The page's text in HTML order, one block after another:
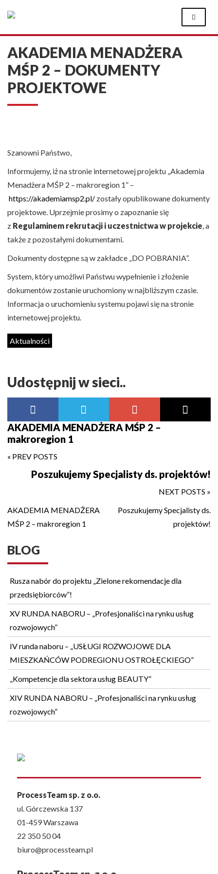
content
AKADEMIA MENADŻERA
MŚP 2 – DOKUMENTY
PROJEKTOWE
Szanowni Państwo,
Informujemy, iż na stronie internetowej projektu „Akademia
Menadżera MŚP 2 – makroregion 1” –
https://akademiamsp2.pl/ zostały opublikowane dokumenty
projektowe. Uprzejmie prosimy o zapoznanie się
z Regulaminem rekrutacji i uczestnictwa w projekcie, a
także z pozostałymi dokumentami.
Dokumenty dostępne są w zakładce „DO POBRANIA”.
System, który umożliwi Państwu wypełnienie i złożenie
dokumentów zostanie uruchomiony w najbliższym czasie.
Informacja o uruchomieniu systemu pojawi się na stronie
internetowej projektu.
Aktualności
Udostępnij w sieci..
AKADEMIA MENADŻERA MŚP 2 –
makroregion 1
« PREV POSTS
NastepnyPoszukujemy Specjalisty ds. projektów!
NEXT POSTS »
Nawigacja
wpisu
AKADEMIA MENADŻERA
MŚP 2 – makroregion 1
Poszukujemy Specjalisty ds.
projektów!
BLOG
Rusza nabór do projektu „Zielone rekomendacje dla
przedsiębiorców”!
XV RUNDA NABORU – „Profesjonaliści na rynku usług
rozwojowych”
IV runda naboru – „USŁUGI ROZWOJOWE DLA
MIESZKAŃCÓW PODREGIONU OSTROŁĘCKIEGO”
„Kompetencje dla sektora usług BEAUTY”
XIV RUNDA NABORU – „Profesjonaliści na rynku usług
rozwojowych”
ProcessTeam sp. z o.o.
ul. Górczewska 137
01-459 Warszawa
22 350 50 04
biuro@processteam.pl